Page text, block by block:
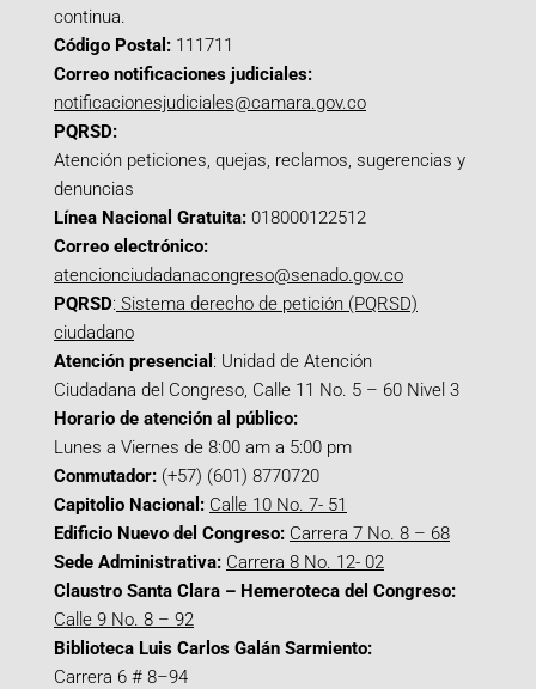
continua.
Código Postal: 111711
Correo notificaciones judiciales:
notificacionesjudiciales@camara.gov.co
PQRSD:
Atención peticiones, quejas, reclamos, sugerencias y
denuncias
Línea Nacional Gratuita: 018000122512
Correo electrónico:
atencionciudadanacongreso@senado.gov.co
PQRSD: Sistema derecho de petición (PQRSD)
ciudadano
Atención presencial : Unidad de Atención
Ciudadana del Congreso, Calle 11 No. 5 – 60 Nivel 3
Horario de atención al público:
Lunes a Viernes de 8:00 am a 5:00 pm
Conmutador: (+57) (601) 8770720
Capitolio Nacional: Calle 10 No. 7- 51
Edificio Nuevo del Congreso: Carrera 7 No. 8 – 68
Sede Administrativa: Carrera 8 No. 12- 02
Claustro Santa Clara – Hemeroteca del Congreso:
Calle 9 No. 8 – 92
Biblioteca Luis Carlos Galán Sarmiento:
Carrera 6 # 8–94